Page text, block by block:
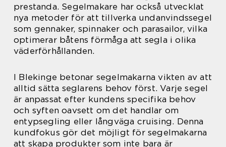
prestanda. Segelmakare har också utvecklat
nya metoder för att tillverka undanvindssegel
som gennaker, spinnaker och parasailor, vilka
optimerar båtens förmåga att segla i olika
väderförhållanden.
I Blekinge betonar segelmakarna vikten av att
alltid sätta seglarens behov först. Varje segel
är anpassat efter kundens specifika behov
och syften oavsett om det handlar om
entypsegling eller långväga cruising. Denna
kundfokus gör det möjligt för segelmakarna
att skapa produkter som inte bara är